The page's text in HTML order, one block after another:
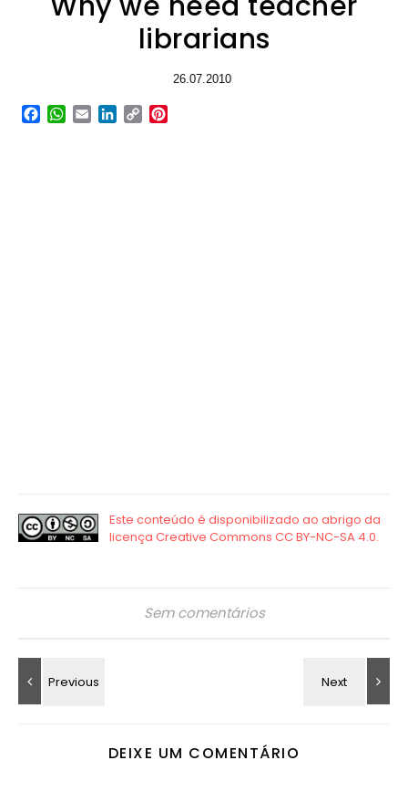
librarians
26.07.2010
Facebook
WhatsApp
EmailLinkedIn
Copy
Sem comentários
DEIXE UM COMENTÁRIO